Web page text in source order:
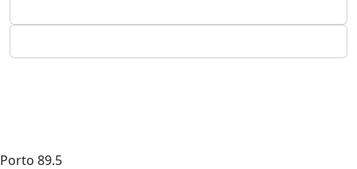
Porto 89.5